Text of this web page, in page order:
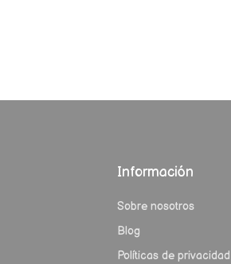
Información
Sobre nosotros
Blog
Políticas de privacidad